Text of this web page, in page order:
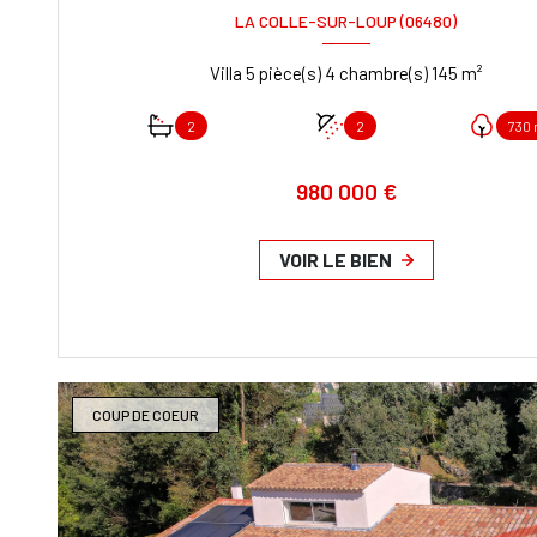
LA COLLE-SUR-LOUP (06480)
Villa 5 pièce(s) 4 chambre(s) 145 m²
2 2 730
980 000 €
VOIR LE BIEN
COUP DE COEUR